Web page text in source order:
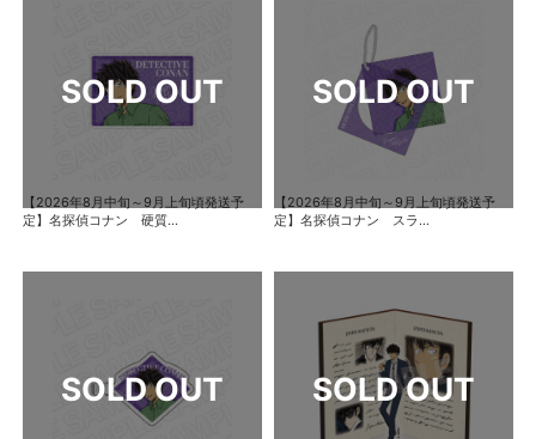
【2026年8月中旬～9月上旬頃発送予
定】名探偵コナン 硬質...
【2026年8月中旬～9月上旬頃発送予
定】名探偵コナン スラ...